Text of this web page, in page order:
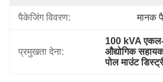
पैकेजिंग विवरण: मानक
प्रमुखता देना:
100 kVA एकल-
औद्योगिक
पोल माउंट